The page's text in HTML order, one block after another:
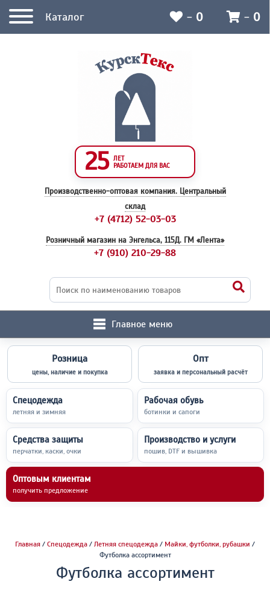
25 ЛЕТ
РАБОТАЕМ ДЛЯ ВАС
Производственно-оптовая компания. Центральный
склад
+7 (4712) 52-03-03
Розничный магазин на Энгельса, 115Д. ГМ «Лента»
+7 (910) 210-29-88
Главное меню
Розница
цены, наличие и покупка
Опт
заявка и персональный расчёт
Спецодежда
летняя и зимняя
Рабочая обувь
ботинки и сапоги
Средства защиты
перчатки, каски, очки
Производство и услуги
пошив, DTF и вышивка
Оптовым клиентам
получить предложение
Каталог - 0 - 0
Главная / Спецодежда / Летняя спецодежда / Майки, футболки, рубашки /
Футболка ассортимент
Футболка ассортимент